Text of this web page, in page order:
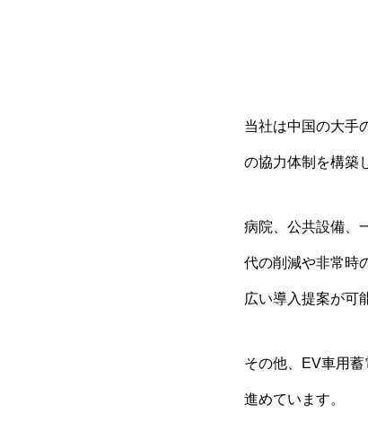
当社は中国の大手
の協力体制を構築
病院、公共設備、
代の削減や非常時
広い導入提案が可
その他、EV車用
進めています。